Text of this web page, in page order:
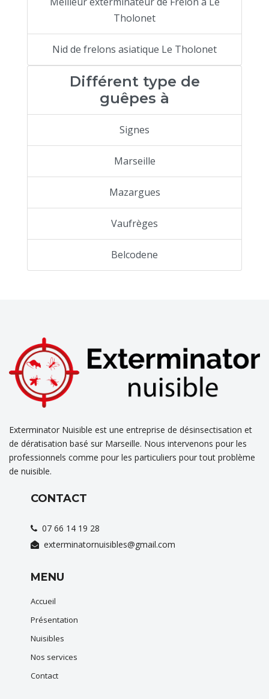
Tholonet
Nid de frelons asiatique Le Tholonet
Différent type de
guêpes à
Signes
Marseille
Mazargues
Vaufrèges
Belcodene
Exterminator Nuisible est une entreprise de désinsectisation et
de dératisation basé sur Marseille. Nous intervenons pour les
professionnels comme pour les particuliers pour tout problème
de nuisible.
CONTACT
07 66 14 19 28
exterminatornuisibles@gmail.com
MENU
Accueil
Présentation
Nuisibles
Nos services
Contact